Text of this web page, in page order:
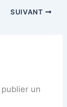
SUIVANT
un